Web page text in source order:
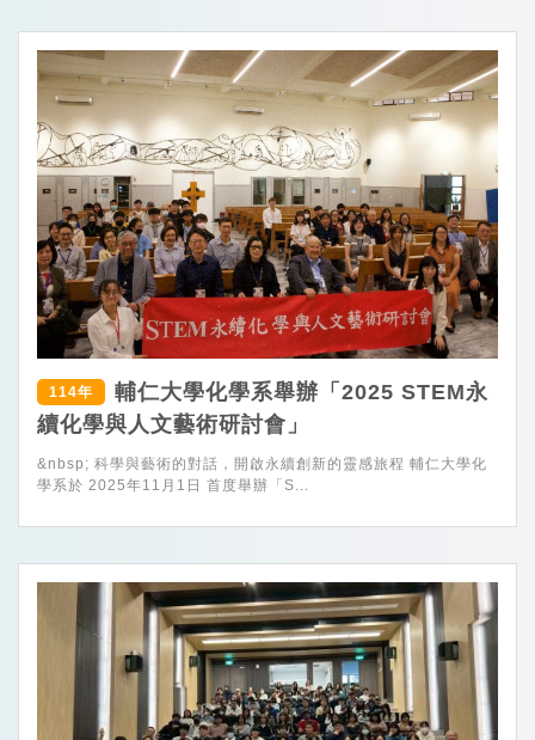
114年
輔仁大學化學系舉辦「2025 STEM永
續化學與人文藝術研討會」
&nbsp; 科學與藝術的對話，開啟永續創新的靈感旅程 輔仁大學化
學系於 2025年11月1日 首度舉辦「S...